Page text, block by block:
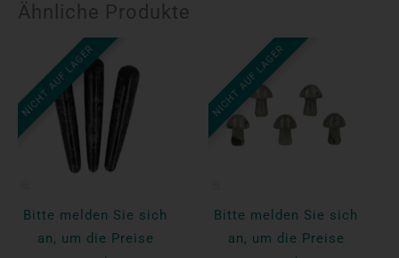
Ähnliche Produkte
NICHT AUF LAGER
Bitte melden Sie sich
an, um die Preise
NICHT AUF LAGER
Bitte melden Sie sich
an, um die Preise